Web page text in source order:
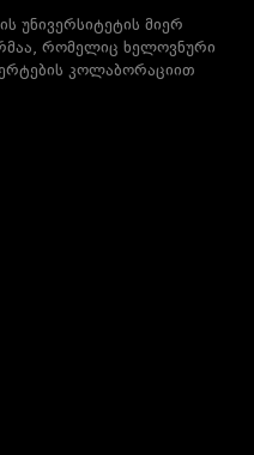
უნივერსიტეტის მიერ
რომელიც ხელოვნური
კოლაბორაციით